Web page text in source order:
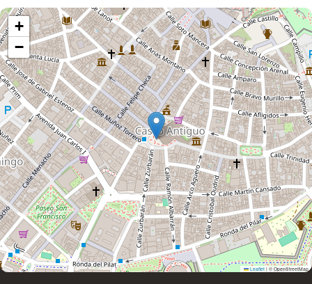
+
−
Leaflet | © OpenStreetMap